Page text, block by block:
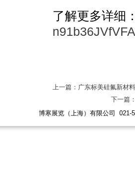
了解更多详细
上一篇：广东标美硅氟新材
下一篇
有限公司 021-5447 6198